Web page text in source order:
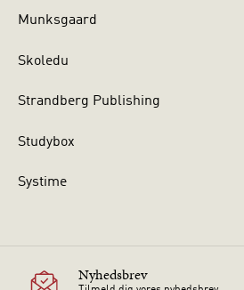
Munksgaard
Skoledu
Strandberg Publishing
Studybox
Systime
Nyhedsbrev